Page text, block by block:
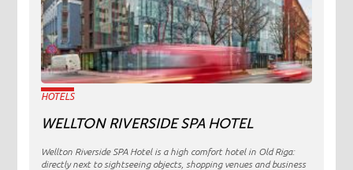
HOTELS
WELLTON RIVERSIDE SPA HOTEL
Wellton Riverside SPA Hotel is a high comfort hotel in Old Riga:
directly next to sightseeing objects, shopping venues and business